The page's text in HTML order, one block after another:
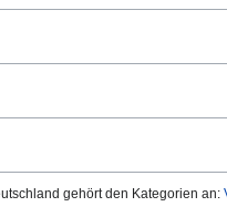
gehört den Kategorien an: